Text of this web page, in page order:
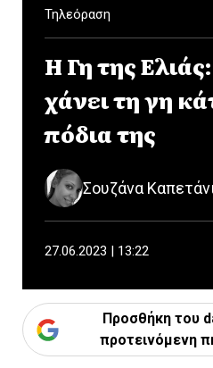
Τηλεόραση
Η Γη της
χάνει τη γη
πόδια της
Σουζάνα
27.06.2023 | 13:22
Προσθήκη του
προτεινόμενη